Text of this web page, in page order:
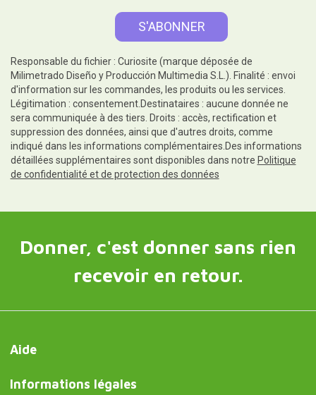
Responsable du fichier : Curiosite (marque déposée de
Milimetrado Diseño y Producción Multimedia S.L.). Finalité : envoi
d'information sur les commandes, les produits ou les services.
Légitimation : consentement.Destinataires : aucune donnée ne
sera communiquée à des tiers. Droits : accès, rectification et
suppression des données, ainsi que d'autres droits, comme
indiqué dans les informations complémentaires.Des informations
détaillées supplémentaires sont disponibles dans notre Politique
de confidentialité et de protection des données
Donner, c'est donner sans rien
recevoir en retour.
Aide
Informations légales